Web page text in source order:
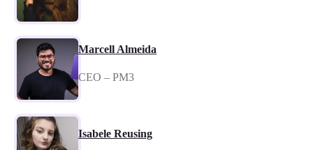
Marcell Almeida
CEO – PM3
Isabele Reusing